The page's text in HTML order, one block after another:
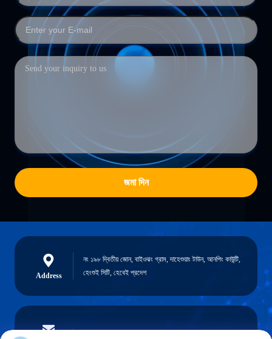
জমা দিন
Address
নং ১৯৮ দ্বিতীয় জোন, বাইওঝং গ্রাম, দাহেশুয়াং টাউন, আনপিং কাউন্টি,
হেংশুই সিটি, হেবেই প্রদেশ